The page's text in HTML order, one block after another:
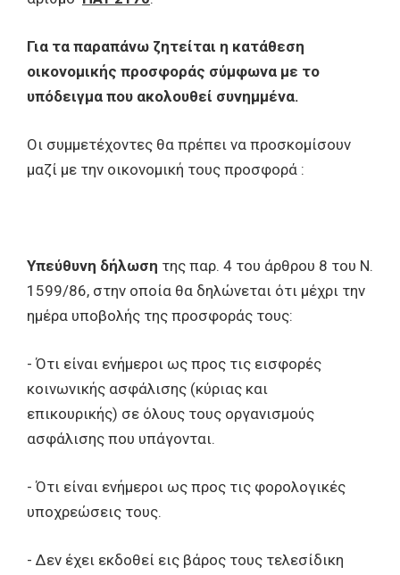
Για τα παραπάνω ζητείται η κατάθεση
οικονομικής προσφοράς σύμφωνα με το
υπόδειγμα που ακολουθεί συνημμένα.
Οι συμμετέχοντες θα πρέπει να προσκομίσουν
μαζί με την οικονομική τους προσφορά :
Υπεύθυνη δήλωση της παρ. 4 του άρθρου 8 του Ν.
1599/86, στην οποία θα δηλώνεται ότι μέχρι την
ημέρα υποβολής της προσφοράς τους:
- Ότι είναι ενήμεροι ως προς τις εισφορές
κοινωνικής ασφάλισης (κύριας και
επικουρικής) σε όλους τους οργανισμούς
ασφάλισης που υπάγονται.
- Ότι είναι ενήμεροι ως προς τις φορολογικές
υποχρεώσεις τους.
- Δεν έχει εκδοθεί εις βάρος τους τελεσίδικη